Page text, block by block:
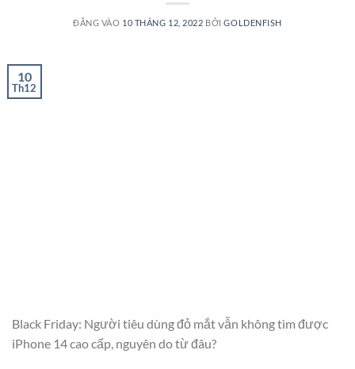
ĐĂNG VÀO 10 THÁNG 12, 2022 BỞIGOLDENFISH
10
Th12
Black Friday: Người tiêu dùng đỏ mắt vẫn không tìm được
iPhone 14 cao cấp, nguyên do từ đâu?